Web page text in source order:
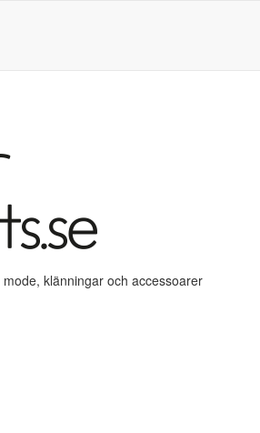
klänningar och accessoarer